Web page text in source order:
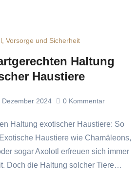
Vorsorge und Sicherheit
Haltung
Haustiere
Dezember 2024 0 Kommentar
Haustiere wie Chamäleons,
sogar Axolotl erfreuen sich immer
Doch die Haltung solcher Tiere…